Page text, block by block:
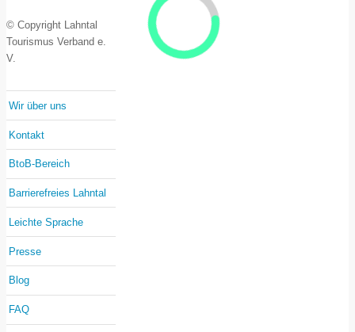
© Copyright Lahntal
Tourismus Verband e.
V.
Wir über uns
Kontakt
BtoB-Bereich
Barrierefreies Lahntal
Leichte Sprache
Presse
Blog
FAQ